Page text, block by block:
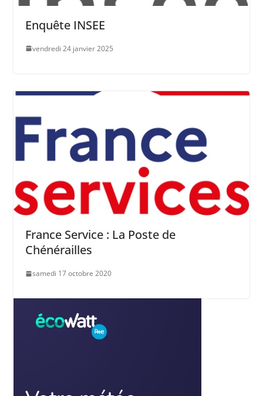
Enquête INSEE
vendredi 24 janvier 2025
France Service : La Poste de
Chénérailles
samedi 17 octobre 2020